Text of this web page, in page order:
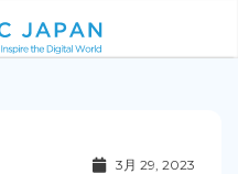
3月 29, 2023